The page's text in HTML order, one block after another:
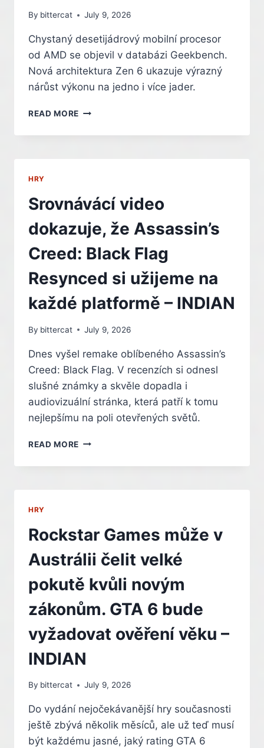
By bittercat July 9, 2026
Chystaný desetijádrový mobilní procesor
od AMD se objevil v databázi Geekbench.
Nová architektura Zen 6 ukazuje výrazný
nárůst výkonu na jedno i více jader.
READ MORE UNIKLY
AMD
PŘEKONÁVÁ
STRIX
POINT
HRY
Srovnávácí video
dokazuje, že Assassin’s
Creed: Black Flag
Resynced si užijeme na
každé platformě – INDIAN
By bittercat July 9, 2026
Dnes vyšel remake oblíbeného Assassin’s
Creed: Black Flag. V recenzích si odnesl
slušné známky a skvěle dopadla i
audiovizuální stránka, která patří k tomu
nejlepšímu na poli otevřených světů.
READ MORE SROVNÁVÁCÍ
DOKAZUJE,
FLAG
RESYNCED
SI
UŽIJEME
NA
KAŽDÉ
PLATFORMĚ
–
INDIAN
HRY
Rockstar Games může v
Austrálii čelit velké
pokutě kvůli novým
zákonům. GTA 6 bude
vyžadovat ověření věku –
INDIAN
By bittercat July 9, 2026
Do vydání nejočekávanější hry současnosti
ještě zbývá několik měsíců, ale už teď musí
být každému jasné, jaký rating GTA 6